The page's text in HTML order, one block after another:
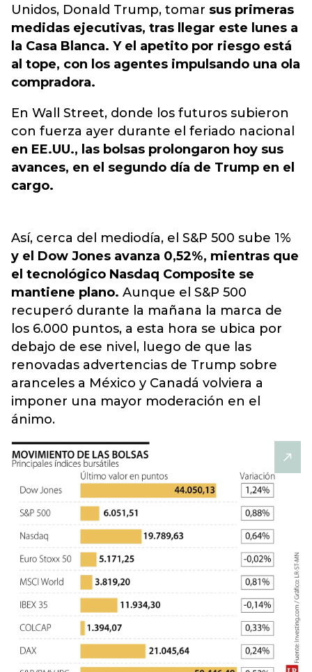
Unidos, Donald Trump, tomar sus primeras
medidas ejecutivas, tras llegar este lunes a
la Casa Blanca. Y el apetito por riesgo está
al tope, con los agentes impulsando una ola
compradora.
En Wall Street, donde los futuros subieron
con fuerza ayer durante el feriado nacional
en EE.UU., las bolsas prolongaron hoy sus
avances, en el segundo día de Trump en el
cargo.
Así, cerca del mediodía, el S&P 500 sube 1%
y el Dow Jones avanza 0,52%, mientras que
el tecnológico Nasdaq Composite se
mantiene plano. Aunque el S&P 500
recuperó durante la mañana la marca de
los 6.000 puntos, a esta hora se ubica por
debajo de ese nivel, luego de que las
renovadas advertencias de Trump sobre
aranceles a México y Canadá volviera a
imponer una mayor moderación en el
ánimo.